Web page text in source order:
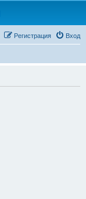
Вход
Регистрация